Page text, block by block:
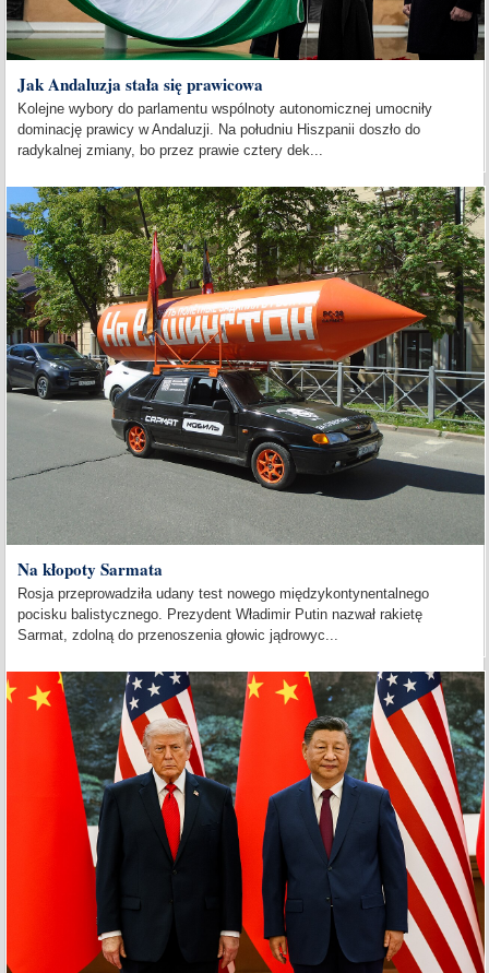
Jak Andaluzja stała się prawicowa
Kolejne wybory do parlamentu wspólnoty autonomicznej umocniły
dominację prawicy w Andaluzji. Na południu Hiszpanii doszło do
radykalnej zmiany, bo przez prawie cztery dek...
Na kłopoty Sarmata
Rosja przeprowadziła udany test nowego międzykontynentalnego
pocisku balistycznego. Prezydent Władimir Putin nazwał rakietę
Sarmat, zdolną do przenoszenia głowic jądrowyc...